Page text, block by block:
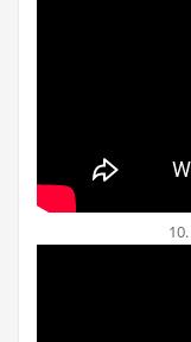
10.